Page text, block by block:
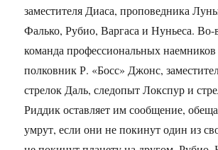
заместителя Диаса, проповедника
Фалько, Рубио, Варгаса и Нуньеса. Во-
команда профессиональных
полковник Р. «Босс» Джонс,
стрелок Даль, следопыт Локспур и
Риддик оставляет им сообщение,
умрут, если они не покинут один из